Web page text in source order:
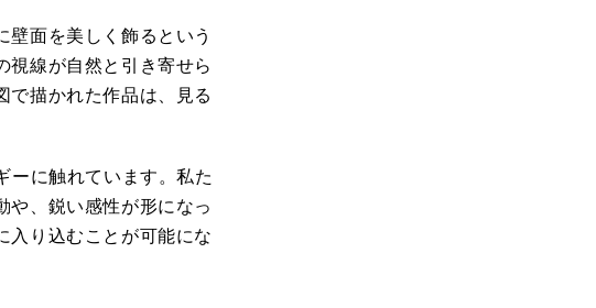
面を美しく飾るという
線が自然と引き寄せら
描かれた作品は、見る
ーに触れています。私た
、鋭い感性が形になっ
入り込むことが可能にな